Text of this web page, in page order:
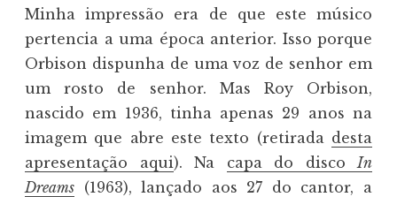
Minha impressão era de que este músico
pertencia a uma época anterior. Isso porque
Orbison dispunha de uma voz de senhor em
um rosto de senhor. Mas Roy Orbison,
nascido em 1936, tinha apenas 29 anos na
imagem que abre este texto (retirada desta
apresentação aqui). Na capa do disco In
Dreams (1963), lançado aos 27 do cantor, a